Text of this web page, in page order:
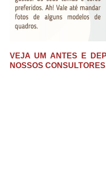
VEJA UM ANTES E
NOSSOS CONSULTORES